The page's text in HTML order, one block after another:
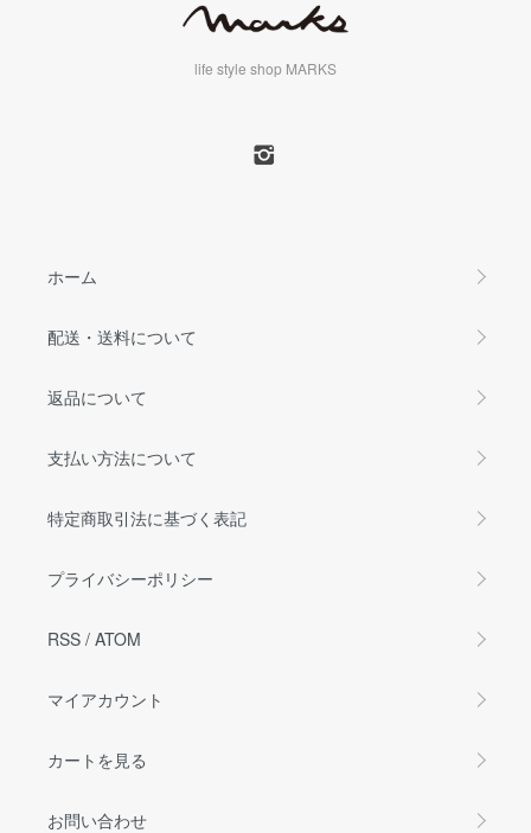
life style shop MARKS
ホーム
配送・送料について
返品について
支払い方法について
特定商取引法に基づく表記
プライバシーポリシー
RSS / ATOM
マイアカウント
カートを見る
お問い合わせ